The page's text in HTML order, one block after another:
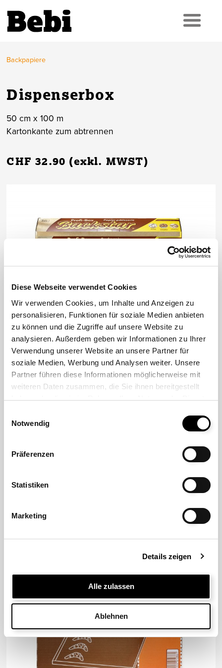
Diese Webseite verwendet Cookies
Wir verwenden Cookies, um Inhalte und Anzeigen zu
personalisieren, Funktionen für soziale Medien anbieten
zu können und die Zugriffe auf unsere Website zu
analysieren. Außerdem geben wir Informationen zu Ihrer
Verwendung unserer Website an unsere Partner für
soziale Medien, Werbung und Analysen weiter. Unsere
Partner führen diese Informationen möglicherweise mit
weiteren Daten zusammen, die Sie ihnen bereitgestellt
haben oder die sie im Rahmen Ihrer Nutzung der Dienste
Notwendig
Präferenzen
Statistiken
Marketing
Details zeigen
Alle zulassen
Ablehnen
Backpapiere
Dispenserbox
50 cm x 100 m
Kartonkante zum abtrennen
CHF 32.90 (exkl. MWST)
Gastronorm (GN) 2/1
64 x 52 cm
Einzelblatt
CHF 53.40 (exkl. MWST)